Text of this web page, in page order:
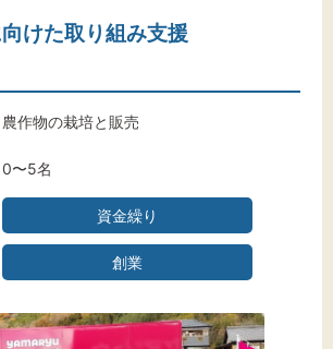
けた取り組み支援
農作物の栽培と販売
0〜5名
資金繰り
創業